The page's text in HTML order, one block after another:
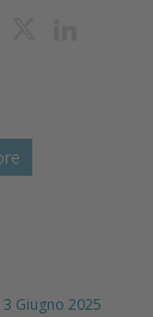
Giugno 2025